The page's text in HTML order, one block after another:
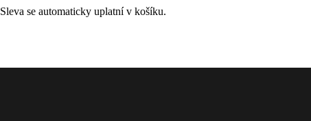
Sleva se automaticky uplatní v košíku.